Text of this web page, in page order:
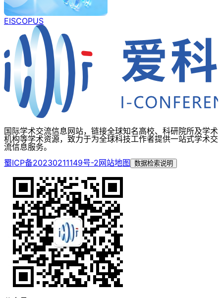
EISCOPUS
国际学术交流信息网站，链接全球知名高校、科研院所及学术
机构等学术资源，致力于为全球科技工作者提供一站式学术交
流信息服务。
蜀ICP备20230211149号-2网站地图 数据检索说明